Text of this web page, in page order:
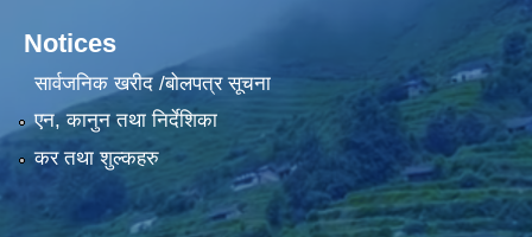
Notices
सार्वजनिक खरीद /बोलपत्र सूचना
एन, कानुन तथा निर्देशिका
कर तथा शुल्कहरु